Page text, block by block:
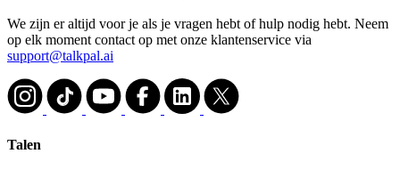
We zijn er altijd voor je als je vragen hebt of hulp nodig hebt. Neem
op elk moment contact op met onze klantenservice via
support@talkpal.ai
Talen